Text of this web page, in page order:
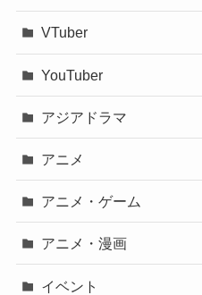
VTuber
YouTuber
アジアドラマ
アニメ
アニメ・ゲーム
アニメ・漫画
イベント